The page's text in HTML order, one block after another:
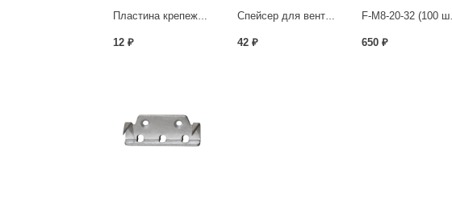
Пластина крепежная для планкена 190х15х2.0 мм
12 ₽
Спейсер для вентиляции «500»
42 ₽
F-M8-20-
650 ₽